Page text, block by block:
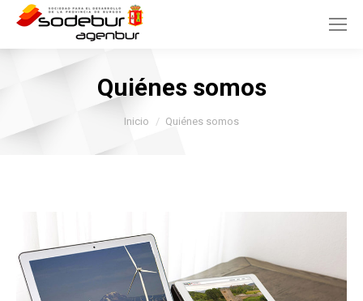
Quiénes somos
Estás aquí: Inicio Quiénes somos